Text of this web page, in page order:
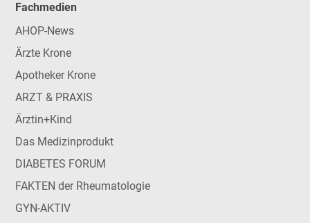
Fachmedien
AHOP-News
Ärzte Krone
Apotheker Krone
ARZT & PRAXIS
Ärztin+Kind
Das Medizinprodukt
DIABETES FORUM
FAKTEN der Rheumatologie
GYN-AKTIV